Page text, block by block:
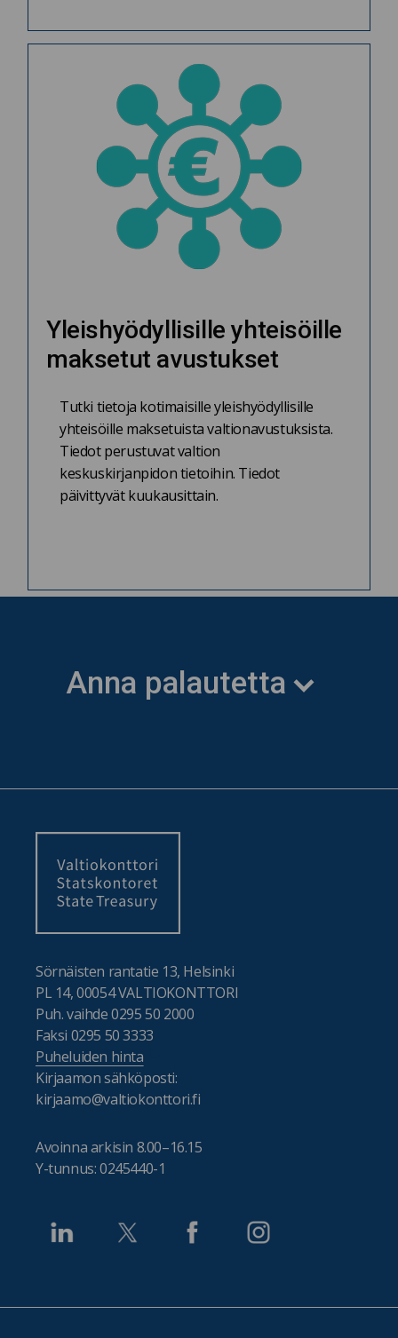
Yleishyödyllisille yhteisöille
maksetut avustukset
Tutki tietoja kotimaisille yleishyödyllisille
yhteisöille maksetuista valtionavustuksista.
Tiedot perustuvat valtion
keskuskirjanpidon tietoihin. Tiedot
päivittyvät kuukausittain.
Anna palautetta
Sörnäisten rantatie 13, Helsinki
PL 14, 00054 VALTIOKONTTORI
Puh. vaihde 0295 50 2000
Faksi 0295 50 3333
Puheluiden hinta
Kirjaamon sähköposti:
kirjaamo@valtiokonttori.fi
Avoinna arkisin 8.00–16.15
Y-tunnus: 0245440-1